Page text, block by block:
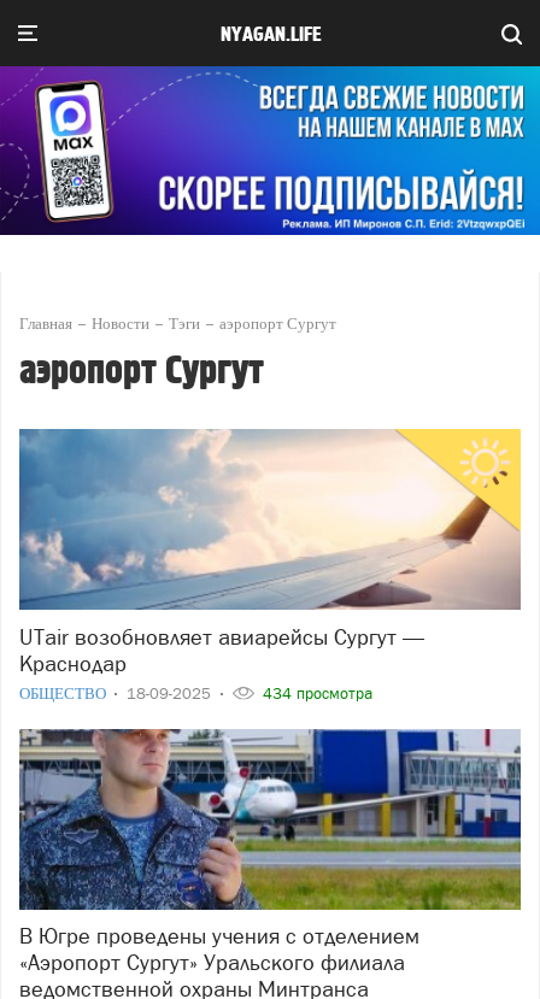
NYAGAN.LIFE
Главная Новости Тэги аэропорт Сургут
аэропорт Сургут
UTair возобновляет авиарейсы Сургут —
Краснодар
ОБЩЕСТВО 18-09-2025 434 просмотра
В Югре проведены учения с отделением
«Аэропорт Сургут» Уральского филиала
ведомственной охраны Минтранса